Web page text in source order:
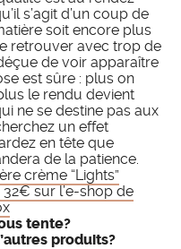
s’agit d’un coup de
soit encore plus
retrouver avec trop de
de voir apparaître
est sûre : plus on
le rendu devient
ne se destine pas aux
un effet
en tête que
de la patience.
crème “Lights”
32€ sur l’e-shop de
tente?
produits?